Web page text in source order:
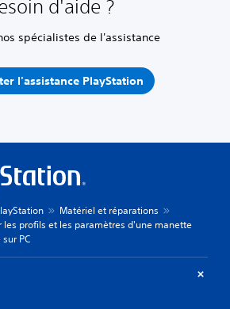
d'aide ?
spécialistes de l'assistance
l'assistance PlayStation
Matériel et réparations
les profils et les paramètres d'une manette
PC